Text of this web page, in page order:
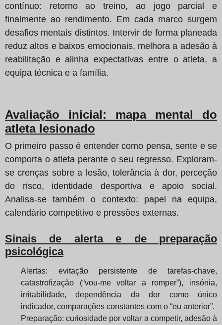
contínuo: retorno ao treino, ao jogo parcial e
finalmente ao rendimento. Em cada marco surgem
desafios mentais distintos. Intervir de forma planeada
reduz altos e baixos emocionais, melhora a adesão à
reabilitação e alinha expectativas entre o atleta, a
equipa técnica e a família.
Avaliação inicial: mapa mental do
atleta lesionado
O primeiro passo é entender como pensa, sente e se
comporta o atleta perante o seu regresso. Exploram-
se crenças sobre a lesão, tolerância à dor, perceção
do risco, identidade desportiva e apoio social.
Analisa-se também o contexto: papel na equipa,
calendário competitivo e pressões externas.
Sinais de alerta e de preparação
psicológica
Alertas: evitação persistente de tarefas-chave,
catastrofização (“vou-me voltar a romper”), insónia,
irritabilidade, dependência da dor como único
indicador, comparações constantes com o “eu anterior”.
Preparação: curiosidade por voltar a competir, adesão à